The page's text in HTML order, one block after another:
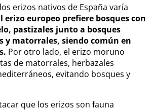
erizos nativos de España varía
erizo europeo prefiere bosques con
pastizales junto a bosques
y matorrales, siendo común en
Por otro lado, el erizo moruno
de matorrales, herbazales
evitando bosques y
que los erizos son fauna